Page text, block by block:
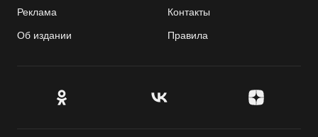
Реклама Контакты
Об издании Правила